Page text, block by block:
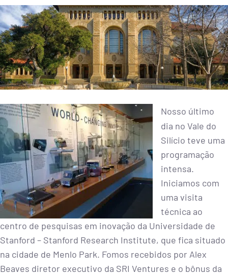
Nosso último
dia no Vale do
Silício teve uma
programação
intensa.
Iniciamos com
uma visita
técnica ao
centro de pesquisas em inovação da Universidade de
Stanford – Stanford Research Institute, que fica situado
na cidade de Menlo Park. Fomos recebidos por Alex
Beaves diretor executivo da SRI Ventures e o bônus da